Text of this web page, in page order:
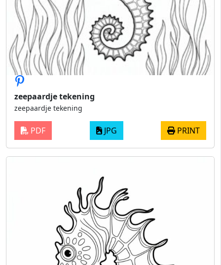
zeepaardje tekening
zeepaardje tekening
PDF JPG PRINT